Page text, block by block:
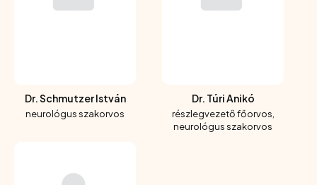
Dr. Schmutzer István
neurológus szakorvos
Dr. Túri Anikó
részlegvezető főorvos,
neurológus szakorvos